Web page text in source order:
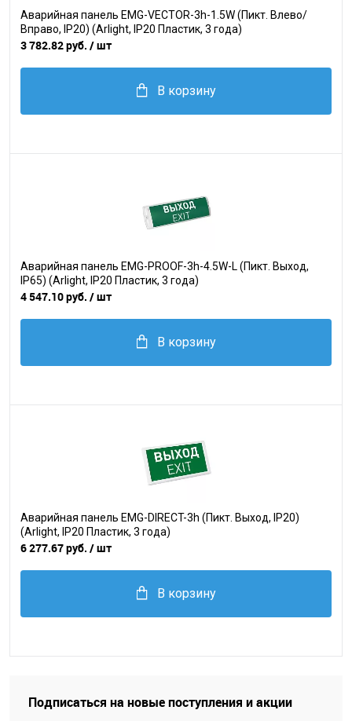
Аварийная панель EMG-VECTOR-3h-1.5W (Пикт. Влево/
Вправо, IP20) (Arlight, IP20 Пластик, 3 года)
3 782.82 руб. / шт
В корзину
Аварийная панель EMG-PROOF-3h-4.5W-L (Пикт. Выход,
IP65) (Arlight, IP20 Пластик, 3 года)
4 547.10 руб. / шт
В корзину
Аварийная панель EMG-DIRECT-3h (Пикт. Выход, IP20)
(Arlight, IP20 Пластик, 3 года)
6 277.67 руб. / шт
В корзину
Подписаться на новые поступления и акции